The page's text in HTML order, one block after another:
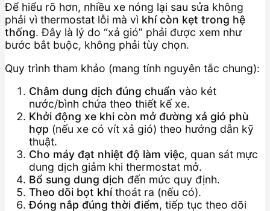
Để hiểu rõ hơn, nhiều xe nóng lại sau sửa không
phải vì thermostat lỗi mà vì khí còn kẹt trong hệ
thống. Đây là lý do “xả gió” phải được xem như
bước bắt buộc, không phải tùy chọn.
Quy trình tham khảo (mang tính nguyên tắc chung):
Châm dung dịch đúng chuẩn vào két
nước/bình chứa theo thiết kế xe.
Khởi động xe khi còn mở đường xả gió phù
hợp (nếu xe có vít xả gió) theo hướng dẫn kỹ
thuật.
Cho máy đạt nhiệt độ làm việc, quan sát mực
dung dịch giảm khi thermostat mở.
Bổ sung dung dịch đến mức quy định.
Theo dõi bọt khíthoát ra (nếu có).
Đóng nắp đúng thời điểm, tiếp tục theo dõi